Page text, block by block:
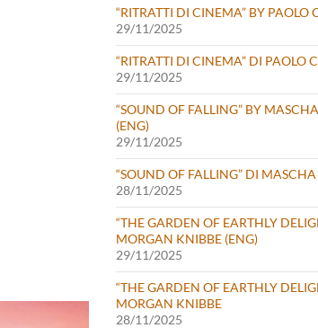
“RITRATTI DI CINEMA” BY PAOLO
29/11/2025
“RITRATTI DI CINEMA” DI PAOLO
29/11/2025
“SOUND OF FALLING” BY
(ENG)
29/11/2025
“SOUND OF FALLING” DI
28/11/2025
“THE GARDEN OF EARTHLY
MORGAN KNIBBE (ENG)
29/11/2025
“THE GARDEN OF EARTHLY
MORGAN KNIBBE
28/11/2025